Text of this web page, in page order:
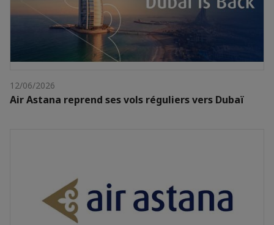
12/06/2026
Air Astana reprend ses vols réguliers vers Dubaï